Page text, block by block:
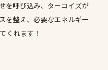
を呼び込み、ターコイズが
を整え、必要なエネルギー
くれます！